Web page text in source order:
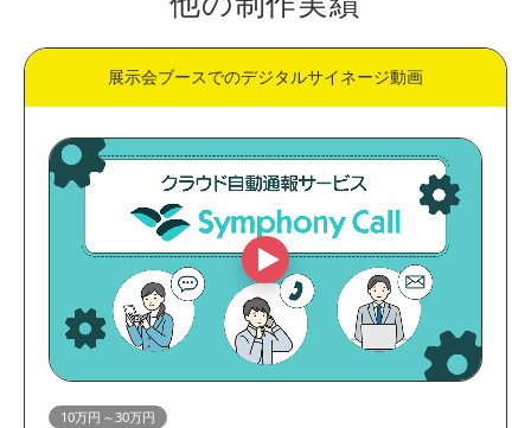
展示会ブースでのデジタルサイネージ動画
10万円～30万円